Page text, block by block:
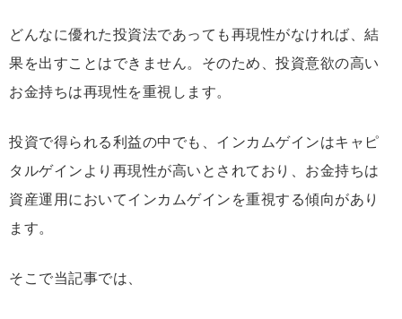
どんなに優れた投資法であっても再現性がなければ、結
果を出すことはできません。そのため、投資意欲の高い
お金持ちは再現性を重視します。
投資で得られる利益の中でも、インカムゲインはキャピ
タルゲインより再現性が高いとされており、お金持ちは
資産運用においてインカムゲインを重視する傾向があり
ます。
そこで当記事では、